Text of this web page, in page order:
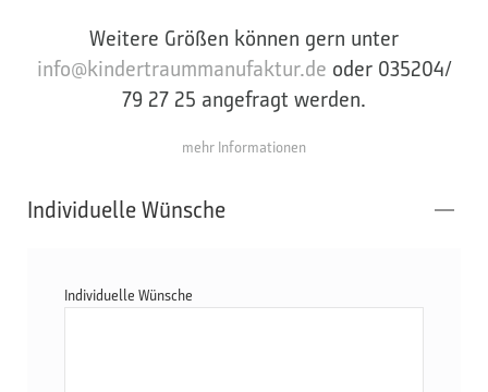
Weitere Größen können gern unter
info@kindertraummanufaktur.de oder 035204/
79 27 25 angefragt werden.
mehr Informationen
Individuelle Wünsche
Individuelle Wünsche